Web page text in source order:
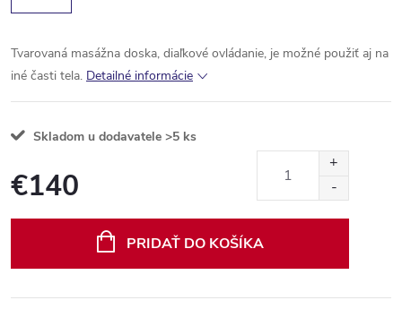
Tvarovaná masážna doska, diaľkové ovládanie, je možné použiť aj na
iné časti tela. Detailné informácie
Skladom u dodavatele >5 ks
€140
PRIDAŤ DO KOŠÍKA